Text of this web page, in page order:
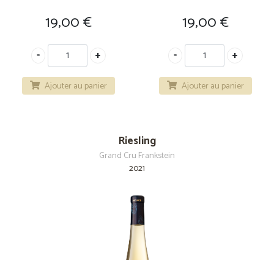
19,00€
Ajouter au panier
19,00€
Ajouter au panier
Riesling
Grand Cru Frankstein
2021